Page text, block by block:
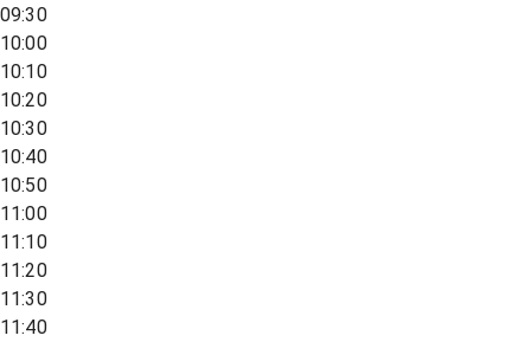
09:30
10:00
10:10
10:20
10:30
10:40
10:50
11:00
11:10
11:20
11:30
11:40